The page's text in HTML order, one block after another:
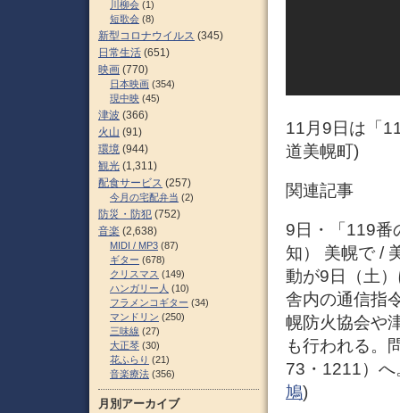
11月9日は「
道美幌町)
関連記事
9日・「119番
知） 美幌で /
動が9日（土
舎内の通信指
幌防火協会や
も行われる。
73・1211）へ
鳩)
川柳会 (1)
短歌会 (8)
新型コロナウイルス (345)
日常生活 (651)
映画 (770)
日本映画 (354)
現中映 (45)
津波 (366)
火山 (91)
環境 (944)
観光 (1,311)
配食サービス (257)
今月の宅配弁当 (2)
防災・防犯 (752)
音楽 (2,638)
MIDI / MP3 (87)
ギター (678)
クリスマス (149)
ハンガリー人 (10)
フラメンコギター (34)
マンドリン (250)
三味線 (27)
大正琴 (30)
花ふらり (21)
音楽療法 (356)
月別アーカイブ